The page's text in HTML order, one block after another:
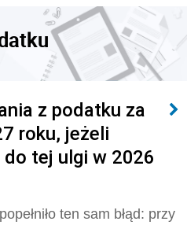
z podatku za
roku, jeżeli
do tej ulgi w 2026
ten sam błąd: przy